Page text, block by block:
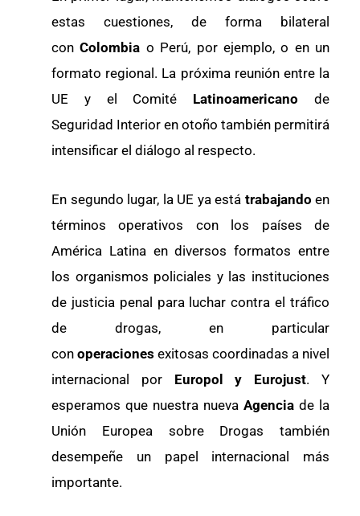
estas cuestiones, de forma bilateral
conColombia o Perú, por ejemplo, o en un
formato regional. La próxima reunión entre la
UE y el Comité Latinoamericanode
Seguridad Interior en otoño también permitirá
intensificar el diálogo al respecto.
En segundo lugar, la UE ya está trabajando en
términos operativos con los países de
América Latina en diversos formatos entre
los organismos policiales y las instituciones
de justicia penal para luchar contra el tráfico
de drogas, en particular
con operaciones exitosas coordinadas a nivel
internacional por Europol y Eurojust. Y
esperamos que nuestra nueva Agencia de la
Unión Europea sobre Drogas también
desempeñe un papel internacional más
importante.